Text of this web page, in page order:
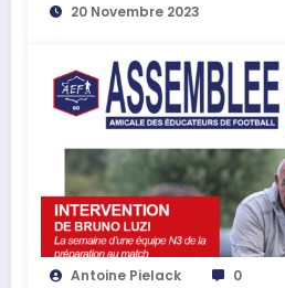
20 Novembre 2023
Antoine Pielack 0